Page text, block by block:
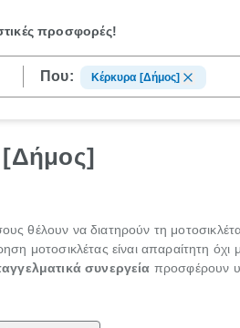
προσφορές!
Που: Κέρκυρα [Δήμος]
[Δήμος]
θέλουν να διατηρούν τη
μοτοσικλέτας είναι απαραίτητη
συνεργεία προσφέρουν